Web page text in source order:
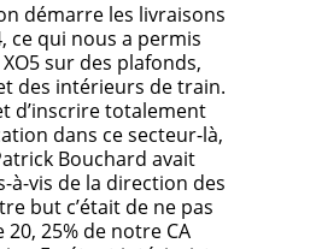
démarre les livraisons
ce qui nous a permis
sur des plafonds,
des intérieurs de train.
d’inscrire totalement
dans ce secteur-là,
Bouchard avait
à-vis de la direction des
but c’était de ne pas
25% de notre CA